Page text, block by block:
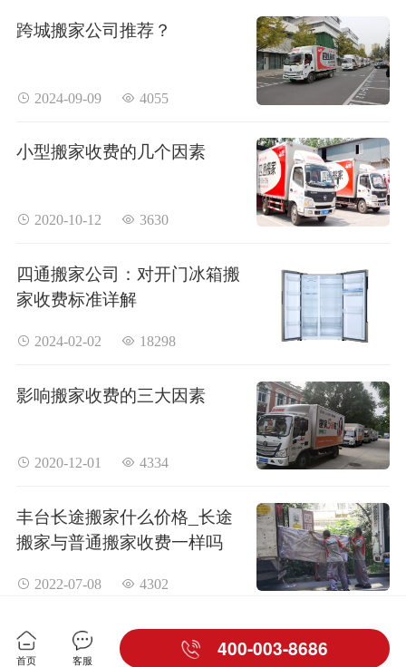
跨城搬家公司推荐？
 2024-09-09  4055
小型搬家收费的几个因素
 2020-10-12  3630
四通搬家公司：对开门冰箱搬
家收费标准详解
 2024-02-02  18298
影响搬家收费的三大因素
 2020-12-01  4334
丰台长途搬家什么价格_长途
搬家与普通搬家收费一样吗
 2022-07-08  4302
首页 客服 400-003-8686